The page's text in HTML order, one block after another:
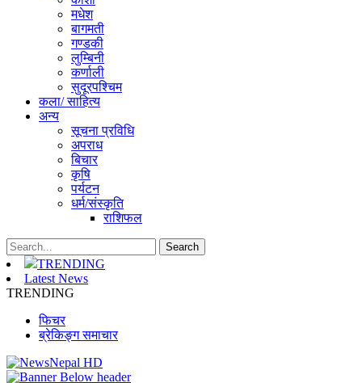
मधेश
बागमती
गण्डकी
लुम्बिनी
कर्णाली
सुदूरपश्चिम
कला/ साहित्य
अन्य
सूचना प्रविधि
अपराध
बिचार
कृषि
पर्यटन
धर्म/संस्कृति
राशिफल
TRENDING
Latest News
TRENDING
फिचर
ब्रेकिङ्ग समाचार